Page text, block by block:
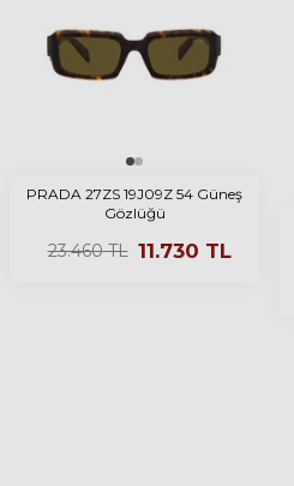
PRADA 27ZS 19J09Z 54 Güneş
Gözlüğü
23.460TL 11.730 TL